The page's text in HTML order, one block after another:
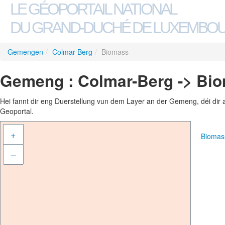
LE GÉOPORTAIL NATIONAL
DU GRAND-DUCHÉ DE
Gemengen / Colmar-Berg / Biomass
Gemeng : Colmar-Berg ->
Hei fannt dir eng Duerstellung vun dem Layer an der Gemeng, déi
Geoportal.
+
–